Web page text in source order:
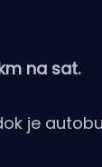
na sat.
je